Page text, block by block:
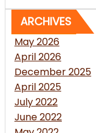
ARCHIVES
May 2026
April 2026
December 2025
April 2025
July 2022
June 2022